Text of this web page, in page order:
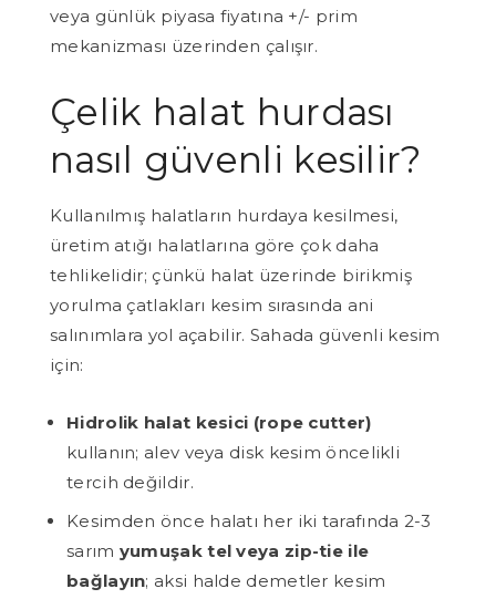
veya günlük piyasa fiyatına +/- prim
mekanizması üzerinden çalışır.
Çelik halat hurdası
nasıl güvenli kesilir?
Kullanılmış halatların hurdaya kesilmesi,
üretim atığı halatlarına göre çok daha
tehlikelidir; çünkü halat üzerinde birikmiş
yorulma çatlakları kesim sırasında ani
salınımlara yol açabilir. Sahada güvenli kesim
için:
Hidrolik halat kesici (rope cutter)
kullanın; alev veya disk kesim öncelikli
tercih değildir.
Kesimden önce halatı her iki tarafında 2-3
sarım yumuşak tel veya zip-tie ile
bağlayın; aksi halde demetler kesim